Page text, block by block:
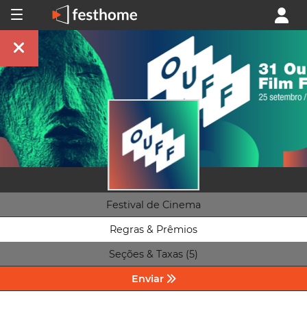
Festival de Cinema
Regras & Prêmios
Seções & Taxas (5)
Enviar